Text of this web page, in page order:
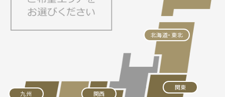
北海道・東北
関東
関西
九州